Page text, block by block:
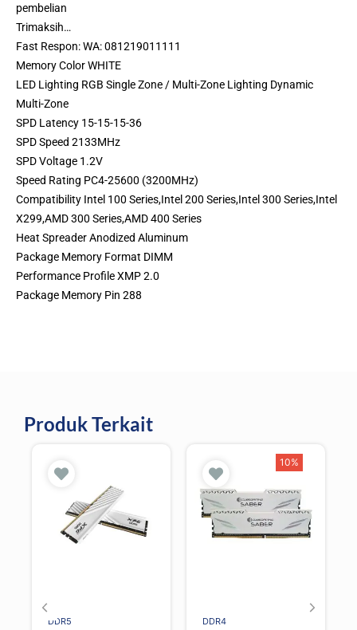
pembelian
Trimaksih…
Fast Respon: WA: 081219011111
Memory Color WHITE
LED Lighting RGB Single Zone / Multi-Zone Lighting Dynamic
Multi-Zone
SPD Latency 15-15-15-36
SPD Speed 2133MHz
SPD Voltage 1.2V
Speed Rating PC4-25600 (3200MHz)
Compatibility Intel 100 Series,Intel 200 Series,Intel 300 Series,Intel
X299,AMD 300 Series,AMD 400 Series
Heat Spreader Anodized Aluminum
Package Memory Format DIMM
Performance Profile XMP 2.0
Package Memory Pin 288
Produk Terkait
DDR5
10%
DDR4